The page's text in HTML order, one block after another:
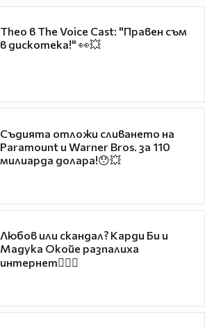
Theo в The Voice Cast: "Правен съм
в дискотека!" 👀💥
Съдията отложи сливането на
Paramount и Warner Bros. за 110
милиарда долара!😯💥
Любов или скандал? Карди Би и
Мадука Окойе разпалиха
интернет❤️‍🔥🔥